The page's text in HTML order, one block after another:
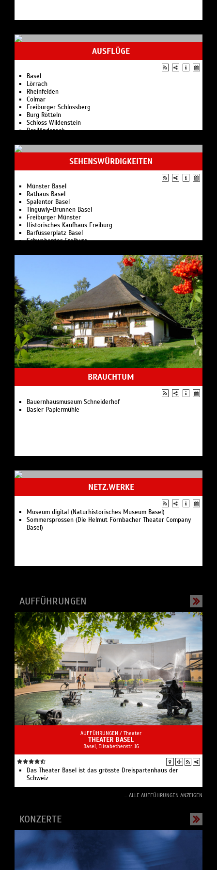
Classiques!
Sinfonieorchester Basel
Albert Konzerte Konzerthaus Freiburg
Kammerorchester Basel
Botanischen Garten der Universität Basel
AUSFLÜGE
Basel
Lörrach
Rheinfelden
Colmar
Freiburger Schlossberg
Burg Rötteln
Schloss Wildenstein
Dreiländereck
SEHENSWÜRDIGKEITEN
Münster Basel
Rathaus Basel
Spalentor Basel
Tinguwly-Brunnen Basel
Freiburger Münster
Historisches Kaufhaus Freiburg
Barfüsserplatz Basel
Schwabentor Freiburg
BRAUCHTUM
Bauernhausmuseum Schneiderhof
Basler Papiermühle
NETZ.WERKE
Museum digital (Naturhistorisches Museum Basel)
Sommersprossen (Die Helmut Förnbacher Theater Company
Basel)
AUFFÜHRUNGEN
AUFFÜHRUNGEN / Theater
THEATER BASEL
Basel, Elisabethenstr. 16
Das Theater Basel ist das grösste Dreispartenhaus der
Schweiz
... ALLE AUFFÜHRUNGEN ANZEIGEN
KONZERTE